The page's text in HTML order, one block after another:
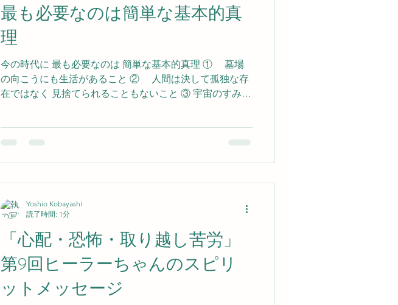
れる力です。宇宙における最大の力であり、極大極小の
別なく全ての現象を根本において操っております。魂の
それぞれの必要性を察知し、いかにしてそれを身につけ
るかを知らしめんと取り計らってくれます。自分とはい
ったい何なのか、いかなる存在なのか、いかなる可能性
をもつかを徐々に悟らせる方向へと導いてくれます。で
すから、私たちは愛をもって導いてくれるこの力に安心
最も必要なのは簡単な基本的真
理
今の時代に 最も必要なのは 簡単な基本的真理 ① 墓場
の向こうにも生活があること ② 人間は決して孤独な存
在ではなく 見捨てられることもないこと ③ 宇宙のすみず
す。 シルバーバーチの言葉より
「心配・恐怖・取り越し苦労」
第9回ヒーラーちゃんのスピリ
ットメッセージ
Yoshio Kobayashi
読了時間: 1分